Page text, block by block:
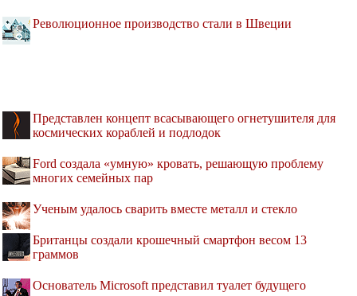
Революционное производство стали в Швеции
Представлен концепт всасывающего огнетушителя для
космических кораблей и подлодок
Ford создала «умную» кровать, решающую проблему
многих семейных пар
Ученым удалось сварить вместе металл и стекло
Британцы создали крошечный смартфон весом 13
граммов
Основатель Microsoft представил туалет будущего